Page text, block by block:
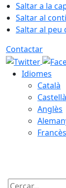
Saltar a la
Saltar al
Saltar al peu
Contactar
Idiomes
Català
Castellà
Anglès
Francès